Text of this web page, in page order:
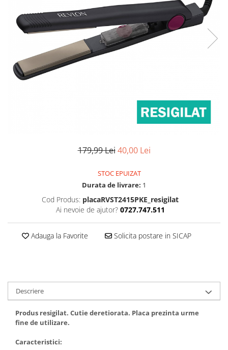
Pulsoximetre de deget
Pulsoximetre profesionale
Monitorizare medicala
Stetoscoape
Suporturi ortopedice si orteze
Ingrijire personala & cosmetice
Ingrijire personala
Cantare corporale
Perii de par
Igiena dentara
Periute de dinti electrice
Accesorii si rezerve
179,99 Lei 40,00 Lei
STOC EPUIZAT
Durata de livrare: 1
Cod Produs: placaRVST2415PKE_resigilat
Ai nevoie de ajutor? 0727.747.511
Adauga la Favorite Solicita postare in SICAP
Descriere
Produs resigilat. Cutie deretiorata. Placa prezinta urme
fine de utilizare.
Caracteristici: